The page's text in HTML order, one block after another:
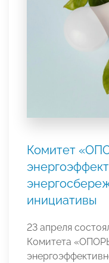
Комитет
инициативы
23 апреля
Комитета